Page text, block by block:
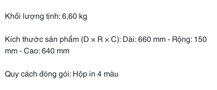
Khối lượng tịnh: 6,60 kg
Kích thước sản phẩm (D × R × C): Dài: 660 mm - Rộng: 150
mm - Cao: 640 mm
Quy cách đóng gói: Hộp in 4 màu